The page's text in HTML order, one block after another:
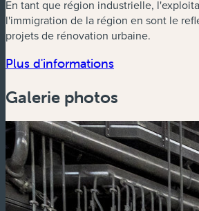
En tant que région industrielle,
l'immigration de la région en sont le
projets de rénovation urbaine.
Plus d'informations(nouvelle
Galerie photos